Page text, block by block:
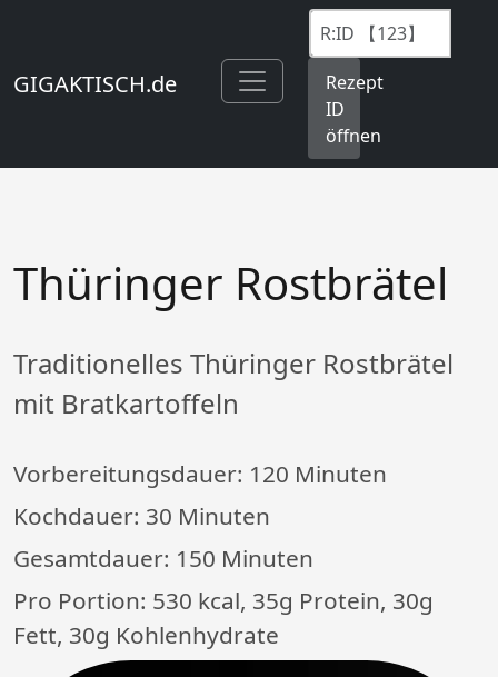
GIGAKTISCH.de
Rezept
ID
öffnen
Thüringer Rostbrätel
Traditionelles Thüringer Rostbrätel
mit Bratkartoffeln
Vorbereitungsdauer: 120 Minuten
Kochdauer: 30 Minuten
Gesamtdauer: 150 Minuten
Pro Portion: 530 kcal, 35g Protein, 30g
Fett, 30g Kohlenhydrate